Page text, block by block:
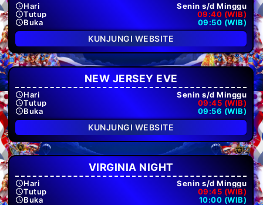
Hari
Senin s/d Minggu
Tutup
09:40 (WIB)
Buka
09:50 (WIB)
KUNJUNGI WEBSITE
NEW JERSEY EVE
Hari
Senin s/d Minggu
Tutup
09:45 (WIB)
Buka
09:56 (WIB)
KUNJUNGI WEBSITE
VIRGINIA NIGHT
Hari
Senin s/d Minggu
Tutup
09:45 (WIB)
Buka
10:00 (WIB)